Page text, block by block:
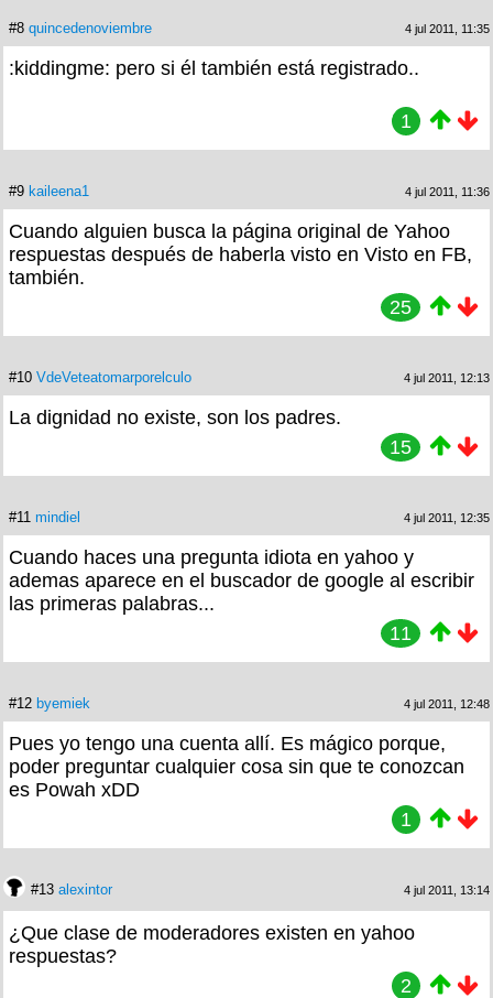
#8 quincedenoviembre 4 jul 2011, 11:35
:kiddingme: pero si él también está registrado..
1
#9 kaileena1 4 jul 2011, 11:36
Cuando alguien busca la página original de Yahoo
respuestas después de haberla visto en Visto en FB,
también.
25
#10 VdeVeteatomarporelculo 4 jul 2011, 12:13
La dignidad no existe, son los padres.
15
#11 mindiel 4 jul 2011, 12:35
Cuando haces una pregunta idiota en yahoo y
ademas aparece en el buscador de google al escribir
las primeras palabras...
11
#12 byemiek 4 jul 2011, 12:48
Pues yo tengo una cuenta allí. Es mágico porque,
poder preguntar cualquier cosa sin que te conozcan
es Powah xDD
1
#13 alexintor 4 jul 2011, 13:14
¿Que clase de moderadores existen en yahoo
respuestas?
2